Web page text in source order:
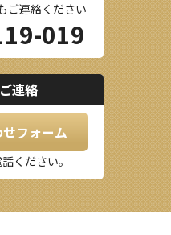
ご連絡ください
019
連絡
フォーム
ください。